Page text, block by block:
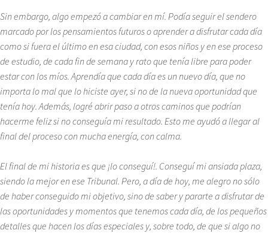
Sin embargo, algo empezó a cambiar en mí. Podía seguir el sendero
marcado por los pensamientos futuros o aprender a disfrutar cada día
como si fuera el último en esa ciudad, con esos niños y en ese proceso
de estudio, de cada fin de semana y rato que tenía libre para poder
estar con los míos. Aprendía que cada día es un nuevo día, que no
importa lo mal que lo hiciste ayer, si no de la nueva oportunidad que
tenía hoy. Además, logré abrir paso a otros caminos que podrían
hacerme feliz si no conseguía mi resultado. Esto me ayudó a llegar al
final del proceso con mucha energía, con calma.
El final de mi historia es que ¡lo conseguí!. Conseguí mi ansiada plaza,
siendo la mejor en ese Tribunal. Pero, a día de hoy, me alegro no sólo
de haber conseguido mi objetivo, sino de saber y pararte a disfrutar de
las oportunidades y momentos que tenemos cada día, de los pequeños
detalles que hacen los días especiales y, sobre todo, de que si algo no